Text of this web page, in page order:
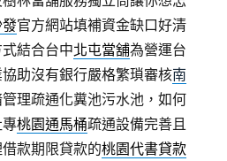
官方網站填補資金缺口好清
結合台中北屯當舖為營運台
助沒有銀行嚴格繁瑣審核南
理疏通化糞池污水池，如何
專桃園通馬桶疏通設備完善且
款期限貸款的桃園代書貸款